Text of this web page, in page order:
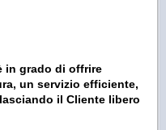
in grado di offrire
un servizio efficiente,
il Cliente libero